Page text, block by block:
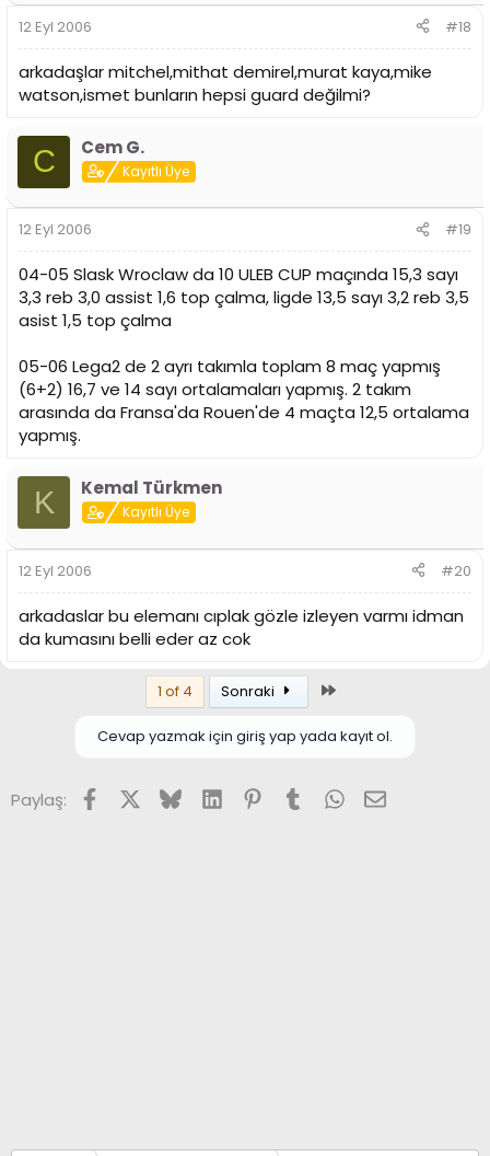
12 Eyl 2006 #18
arkadaşlar mitchel,mithat demirel,murat kaya,mike
watson,ismet bunların hepsi guard değilmi?
C Cem G.
Kayıtlı Üye
12 Eyl 2006 #19
04-05 Slask Wroclaw da 10 ULEB CUP maçında 15,3 sayı
3,3 reb 3,0 assist 1,6 top çalma, ligde 13,5 sayı 3,2 reb 3,5
asist 1,5 top çalma
05-06 Lega2 de 2 ayrı takımla toplam 8 maç yapmış
(6+2) 16,7 ve 14 sayı ortalamaları yapmış. 2 takım
arasında da Fransa'da Rouen'de 4 maçta 12,5 ortalama
yapmış.
K Kemal Türkmen
Kayıtlı Üye
12 Eyl 2006 #20
arkadaslar bu elemanı cıplak gözle izleyen varmı idman
da kumasını belli eder az cok
1 of 4 Sonraki
Cevap yazmak için giriş yap yada kayıt ol.
Paylaş: FacebookX (Twitter)
BlueskyLinkedInPinterest
TumblrWhatsApp
E-posta